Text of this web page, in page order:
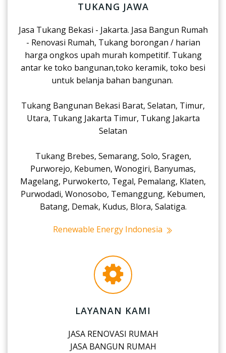
TUKANG JAWA
Jasa Tukang Bekasi - Jakarta. Jasa Bangun Rumah
- Renovasi Rumah, Tukang borongan / harian
harga ongkos upah murah kompetitif. Tukang
antar ke toko bangunan,toko keramik, toko besi
untuk belanja bahan bangunan.
Tukang Bangunan Bekasi Barat, Selatan, Timur,
Utara, Tukang Jakarta Timur, Tukang Jakarta
Selatan
Tukang Brebes, Semarang, Solo, Sragen,
Purworejo, Kebumen, Wonogiri, Banyumas,
Magelang, Purwokerto, Tegal, Pemalang, Klaten,
Purwodadi, Wonosobo, Temanggung, Kebumen,
Batang, Demak, Kudus, Blora, Salatiga.
Renewable Energy Indonesia
LAYANAN KAMI
JASA RENOVASI RUMAH
JASA BANGUN RUMAH